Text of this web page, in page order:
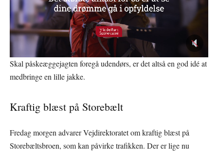
Skal påskeæggejagten foregå udendørs, er det altså en god idé at
medbringe en lille jakke.
Kraftig blæst på Storebælt
Fredag morgen advarer Vejdirektoratet om kraftig blæst på
Storebæltsbroen, som kan påvirke trafikken. Der er lige nu